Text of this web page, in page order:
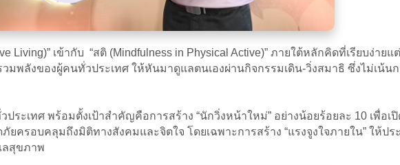
เข้ากับ “สติ (Mindfulness in Physical Active)” ภายใต้หลักคิดที่เรียบง่ายแ
มพลังของผู้คนทั่วประเทศ ให้หันมาดูแลตนเองผ่านกิจกรรมเดิน-วิ่งสมาธิ ซึ่งไม่เน้
ะเทศ พร้อมตั้งเป้าสำคัญคือการสร้าง “นักวิ่งหน้าใหม่” อย่างน้อยร้อยละ 10 เพื่อเ
ครอบคลุมถึงมิติทางสังคมและจิตใจ โดยเฉพาะการสร้าง “แรงจูงใจภายใน” ให้ป
ลสุขภาพ